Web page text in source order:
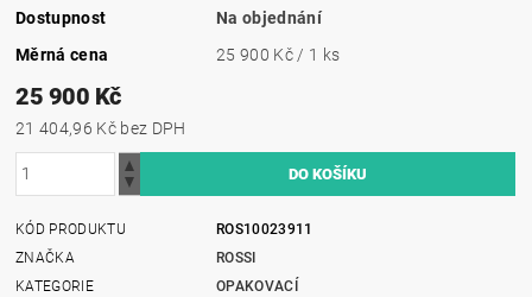
Dostupnost
Na objednání
Měrná cena
25 900 Kč / 1 ks
25 900 Kč
21 404,96 Kč bez DPH
KÓD PRODUKTU
ROS10023911
ZNAČKA
ROSSI
KATEGORIE
OPAKOVACÍ